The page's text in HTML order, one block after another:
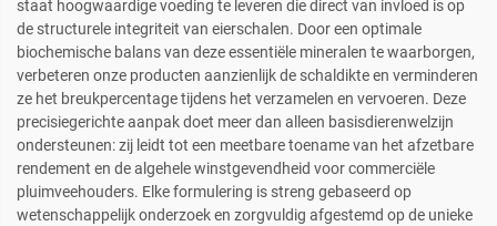
staat hoogwaardige voeding te leveren die direct van invloed is op
de structurele integriteit van eierschalen. Door een optimale
biochemische balans van deze essentiële mineralen te waarborgen,
verbeteren onze producten aanzienlijk de schaldikte en verminderen
ze het breukpercentage tijdens het verzamelen en vervoeren. Deze
precisiegerichte aanpak doet meer dan alleen basisdierenwelzijn
ondersteunen: zij leidt tot een meetbare toename van het afzetbare
rendement en de algehele winstgevendheid voor commerciële
pluimveehouders. Elke formulering is streng gebaseerd op
wetenschappelijk onderzoek en zorgvuldig afgestemd op de unieke